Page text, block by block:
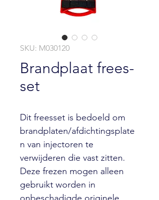
SKU: M030120
Brandplaat frees-
set
Dit freesset is bedoeld om
brandplaten/afdichtingsplate
n van injectoren te
verwijderen die vast zitten.
Deze frezen mogen alleen
gebruikt worden in